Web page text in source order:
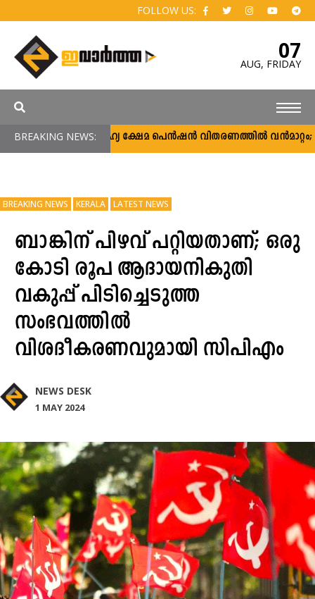
FOLLOW US:
07
AUG, FRIDAY
BREAKING NEWS:സാമൂഹ്യ ക്ഷേമ പെൻഷൻ വിതരണത്തിൽ വൻമാറ്റം;
BREAKING NEWS KERALA LATEST NEWS
ബാങ്കിന് പിഴവ് പറ്റിയതാണ്; ഒരു
കോടി രൂപ ആദായനികുതി
വകുപ്പ് പിടിച്ചെടുത്ത
സംഭവത്തില്‍
വിശദീകരണവുമായി സിപിഎം
NEWS DESK
1 MAY 2024